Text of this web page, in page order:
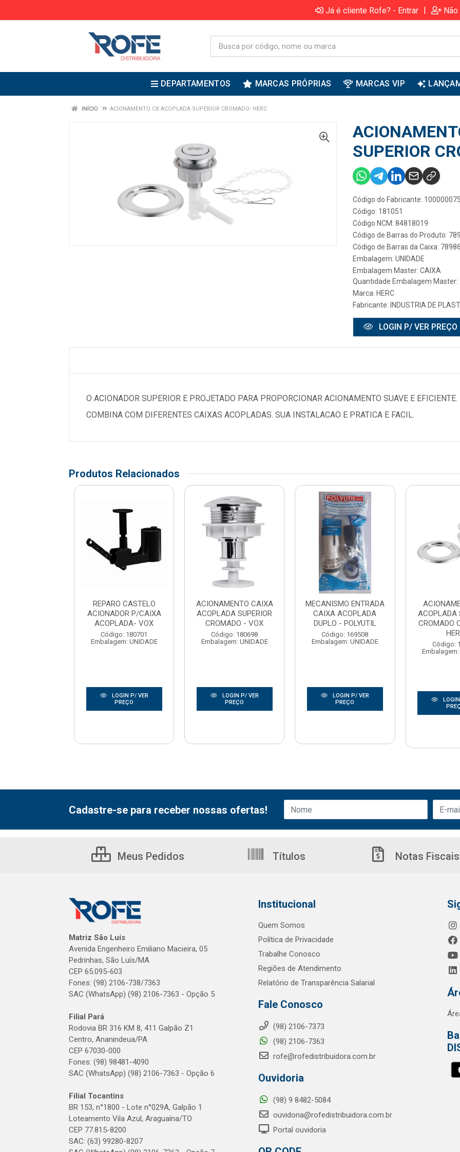
Já é cliente Rofe? - Entrar |
DEPARTAMENTOS MARCAS PRÓPRIAS MARCAS VIP
INÍCIO ACIONAMENTO CX ACOPLADA SUPERIOR CROMADO- HERC
SUPERIOR
Código do Fabricante:
Código: 181051
Código NCM: 84818019
Código de Barras do Produto:
Código de Barras da Caixa:
Embalagem: UNIDADE
Embalagem Master: CAIXA
Quantidade Embalagem Master:
Marca: HERC
Fabricante: INDUSTRIA DE
LOGIN P/ VER PREÇO
O ACIONADOR SUPERIOR E PROJETADO PARA PROPORCIONAR ACIONAMENTO SUAVE E
COMBINA COM DIFERENTES CAIXAS ACOPLADAS. SUA INSTALACAO E PRATICA E FACIL.
Produtos Relacionados
REPARO CASTELO
ACIONADOR P/CAIXA
ACOPLADA- VOX
Código: 180701
Embalagem: UNIDADE
LOGIN P/ VER
PREÇO
ACIONAMENTO CAIXA
ACOPLADA SUPERIOR
CROMADO - VOX
Código: 180698
Embalagem: UNIDADE
LOGIN P/ VER
PREÇO
MECANISMO ENTRADA
CAIXA ACOPLADA
DUPLO - POLYUTIL
Código: 169508
Embalagem: UNIDADE
LOGIN P/ VER
PREÇO
ACOPLADA
CROMADO
Código:
Embalagem:
Cadastre-se para receber nossas ofertas!
Meus Pedidos Títulos Notas Fiscais
Matriz São Luís
Avenida Engenheiro Emiliano Macieira, 05
Pedrinhas, São Luís/MA
CEP 65.095-603
Fones: (98) 2106-738/7363
SAC (WhatsApp) (98) 2106-7363 - Opção 5
Filial Pará
Rodovia BR 316 KM 8, 411 Galpão Z1
Centro, Ananindeua/PA
CEP 67030-000
Fones: (98) 98481-4090
SAC (WhatsApp) (98) 2106-7363 - Opção 6
Filial Tocantins
BR 153, n°1800 - Lote n°029A, Galpão 1
Loteamento Vila Azul, Araguaína/TO
CEP 77.815-8200
SAC: (63) 99280-8207
Institucional
Quem Somos
Política de Privacidade
Trabalhe Conosco
Regiões de Atendimento
Relatório de Transparência Salarial
Fale Conosco
(98) 2106-7373
(98) 2106-7363
rofe@rofedistribuidora.com.br
Ouvidoria
(98) 9 8482-5084
ouvidoria@rofedistribuidora.com.br
Portal ouvidoria